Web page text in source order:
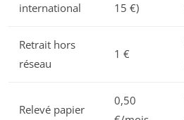
international
15 €)
Retrait hors
réseau
1 €
Relevé papier
0,50